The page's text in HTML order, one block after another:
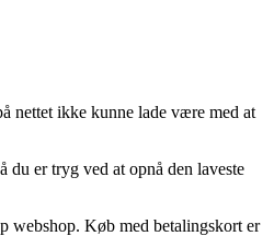
nettet ikke kunne lade være med at
du er tryg ved at opnå den laveste
webshop. Køb med betalingskort er